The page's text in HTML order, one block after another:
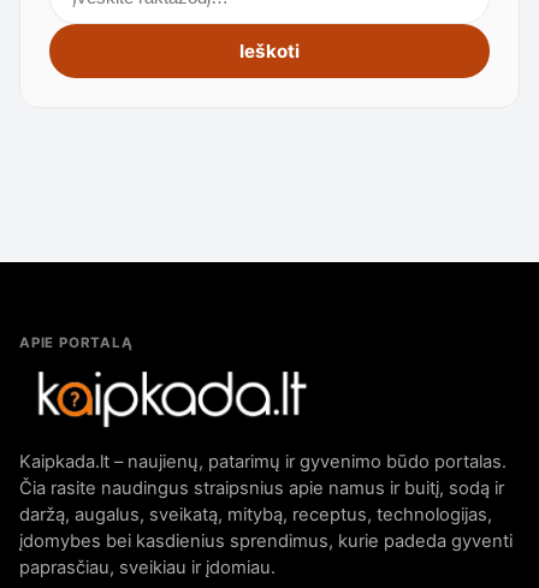
Ieškoti
APIE PORTALĄ
Kaipkada.lt – naujienų, patarimų ir gyvenimo būdo portalas.
Čia rasite naudingus straipsnius apie namus ir buitį, sodą ir
daržą, augalus, sveikatą, mitybą, receptus, technologijas,
įdomybes bei kasdienius sprendimus, kurie padeda gyventi
paprasčiau, sveikiau ir įdomiau.